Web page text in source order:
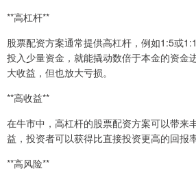
**高杠杆**
股票配资方案通常提供高杠杆，例如1:5或
投入少量资金，就能撬动数倍于本金的资金
大收益，但也放大亏损。
**高收益**
在牛市中，高杠杆的股票配资方案可以带来
益，投资者可以获得比直接投资更高的回报率
**高风险**